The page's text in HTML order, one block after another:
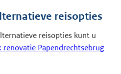
reisopties
reisopties kunt u
renovatie Papendrechtsebrug